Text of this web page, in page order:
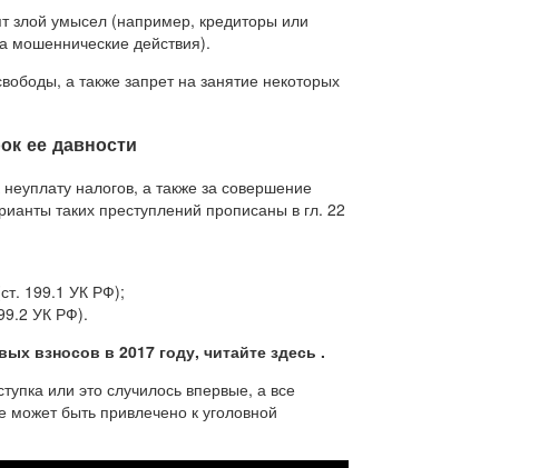
злой умысел (например, кредиторы или
мошеннические действия).
а также запрет на занятие некоторых
ее давности
налогов, а также за совершение
таких преступлений прописаны в гл. 22
199.1 УК РФ);
УК РФ).
взносов в 2017 году, читайте здесь .
или это случилось впервые, а все
быть привлечено к уголовной